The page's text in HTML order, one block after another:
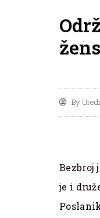
By
Bezbroj
je i